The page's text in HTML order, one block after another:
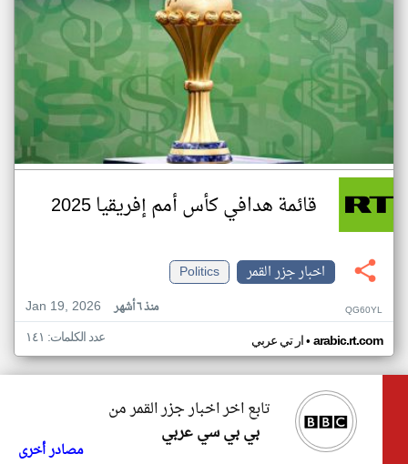
قائمة هدافي كأس أمم إفريقيا 2025
اخبار جزر القمر
Politics
Jan 19, 2026
منذ ٦ أشهر QG60YL
ار تي عربي• arabic.rt.com عدد الكلمات: ١٤١
تابع اخر اخبار جزر القمر من
بي بي سي عربي
مصادر أخرى